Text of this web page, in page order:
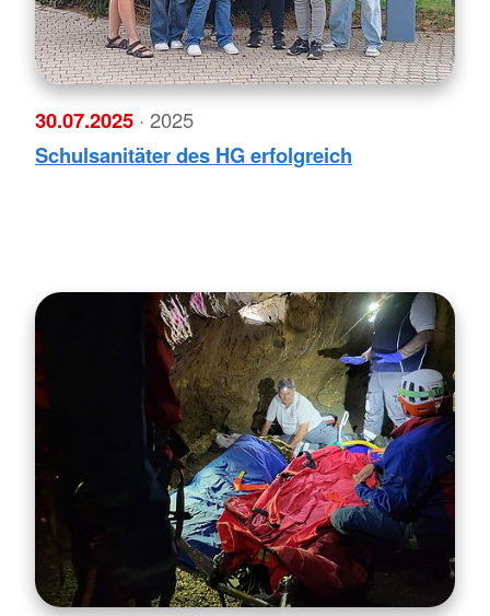
30.07.2025 · 2025
Schulsanitäter des HG erfolgreich